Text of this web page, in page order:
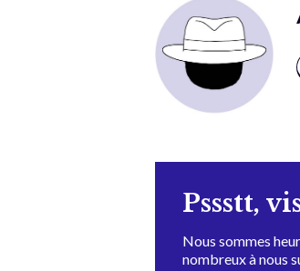
Pssstt,
Nous sommes
nombreux à nous